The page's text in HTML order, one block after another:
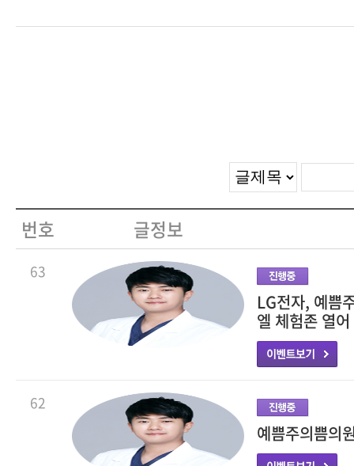
번호 글정보
63
LG전자, 예쁨
엘 체험존 열어
62
예쁨주의쁨의